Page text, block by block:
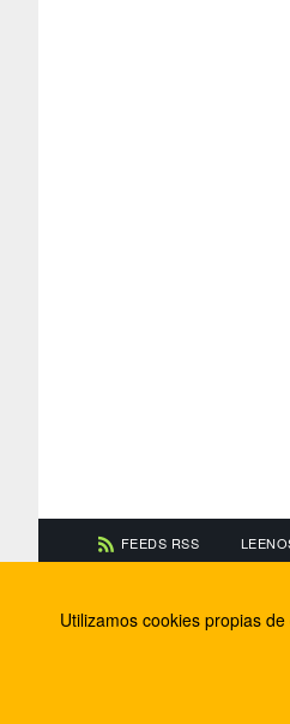
FEEDS RSS
Información de contacto
Utilizamos cookies propias